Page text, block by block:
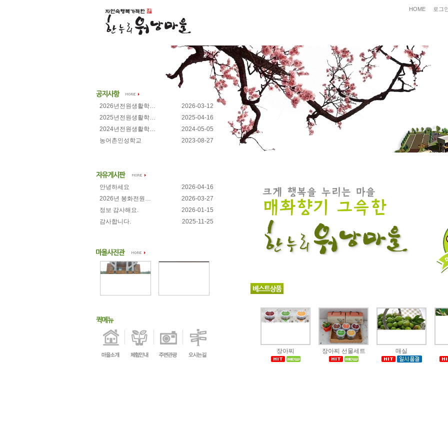
HOME 로그
2026년전원생활학…
2026-03-12
2025년전원생활학…
2025-04-16
2024년전원생활학…
2024-05-05
농어촌인성학교
2023-08-27
안녕하세요
2026-04-16
2026년 봉화전원…
2026-03-27
정보 감사해요.
2026-01-15
감사합니다.
2025-11-25
장아찌 장아찌 선물세트 매실